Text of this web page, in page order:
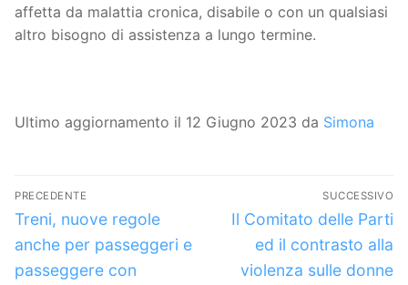
affetta da malattia cronica, disabile o con un qualsiasi
altro bisogno di assistenza a lungo termine.
Ultimo aggiornamento il 12 Giugno 2023 da Simona
Navigazione
articoli
PRECEDENTE
Articolo
precedente:
Treni, nuove regole
anche per passeggeri e
passeggere con
SUCCESSIVO
Articolo
successivo:
Il Comitato delle Parti
ed il contrasto alla
violenza sulle donne